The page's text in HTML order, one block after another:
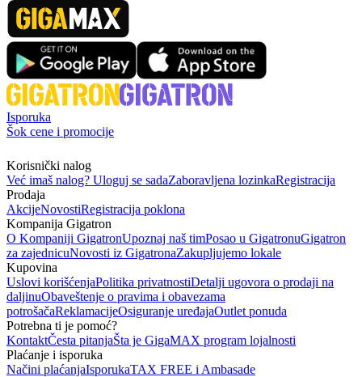
Isporuka
Šok cene i promocije
Korisnički nalog
Već imaš nalog? Uloguj se sadaZaboravljena lozinkaRegistracija
Prodaja
AkcijeNovostiRegistracija poklona
Kompanija Gigatron
O Kompaniji GigatronUpoznaj naš timPosao u GigatronuGigatron
za zajednicuNovosti iz GigatronaZakupljujemo lokale
Kupovina
Uslovi korišćenjaPolitika privatnostiDetalji ugovora o prodaji na
daljinuObaveštenje o pravima i obavezama
potrošačaReklamacijeOsiguranje uređajaOutlet ponuda
Potrebna ti je pomoć?
KontaktČesta pitanjaŠta je GigaMAX program lojalnosti
Plaćanje i isporuka
Načini plaćanjaIsporukaTAX FREE i Ambasade